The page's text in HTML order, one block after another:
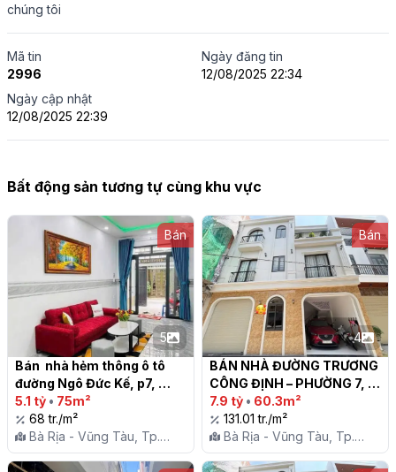
chúng tôi
Mã tin
2996
Ngày đăng tin
12/08/2025 22:34
Ngày cập nhật
12/08/2025 22:39
Bất động sản tương tự cùng khu vực
Bán
5
Bán  nhà hẻm thông ô tô
đường Ngô Đức Kế, p7,
thành phố Vũng Tàu
5.1 tỷ • 75m²
68 tr./m²
Bà Rịa - Vũng Tàu, Tp.
Vũng Tàu, P. 7
Bán
4
BÁN NHÀ ĐƯỜNG TRƯƠNG
CÔNG ĐỊNH – PHƯỜNG 7,
TP. VŨNG TÀU
7.9 tỷ • 60.3m²
131.01 tr./m²
Bà Rịa - Vũng Tàu, Tp.
Vũng Tàu, P. 7